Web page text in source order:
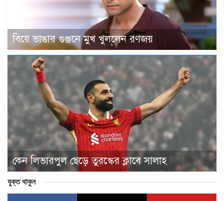
বিয়ে ভাঙার গুঞ্জনে মুখ খুললেন রণজয়
কেন লিভারপুল ছেড়ে তুরস্কের ক্লাবে সালাহ
যুক্ত থাকুন